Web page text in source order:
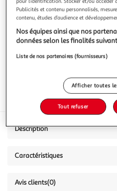
500g
Vous voulez connaître
Afficher
Format
Description
Caractéristiques
Avis clients(0)
Publicités et contenu personnalisés,
contenu, études d’audience et
Nos équipes ainsi que nos
données selon les finalités
Liste de nos partenaires (fournisseurs)
Afficher toutes
Tout refuser